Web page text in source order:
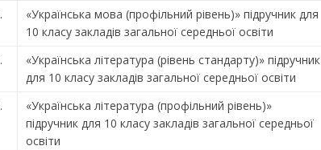
«Українська мова (профільний рівень)» підручник для
10 класу закладів загальної середньої освіти
«Українська література (рівень стандарту)» підручник
для 10 класу закладів загальної середньої освіти
«Українська література (профільний рівень)»
підручник для 10 класу закладів загальної середньої
освіти